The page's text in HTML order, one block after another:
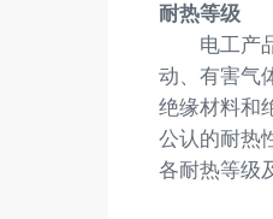
耐热等级
电工产品
动、有害气
绝缘材料和
公认的耐热
各耐热等级